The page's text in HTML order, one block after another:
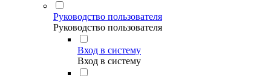
Руководство пользователя
Руководство пользователя
Вход в систему
Вход в систему